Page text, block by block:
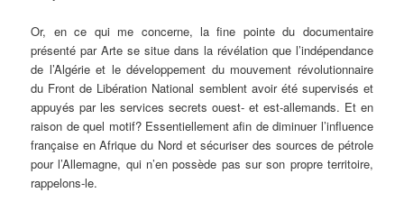
Or, en ce qui me concerne, la fine pointe du documentaire
présenté par Arte se situe dans la révélation que l’indépendance
de l’Algérie et le développement du mouvement révolutionnaire
du Front de Libération National semblent avoir été supervisés et
appuyés par les services secrets ouest- et est-allemands. Et en
raison de quel motif? Essentiellement afin de diminuer l’influence
française en Afrique du Nord et sécuriser des sources de pétrole
pour l’Allemagne, qui n’en possède pas sur son propre territoire,
rappelons-le.